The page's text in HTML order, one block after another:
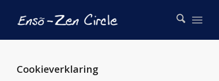
Cookieverklaring